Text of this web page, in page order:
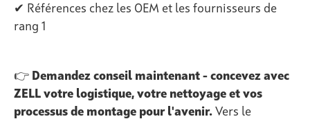
✔ Références chez les OEM et les fournisseurs de
rang 1
👉 Demandez conseil maintenant - concevez avec
ZELL votre logistique, votre nettoyage et vos
processus de montage pour l'avenir. Vers le